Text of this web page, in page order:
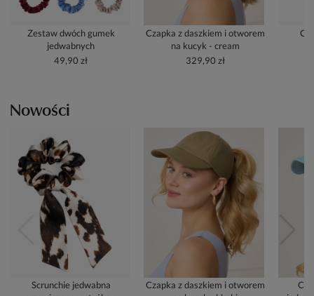
Zestaw dwóch gumek
jedwabnych
49,90 zł
Czapka z daszkiem i otworem
na kucyk - cream
329,90 zł
Nowości
Scrunchie jedwabna
Czapka z daszkiem i otworem